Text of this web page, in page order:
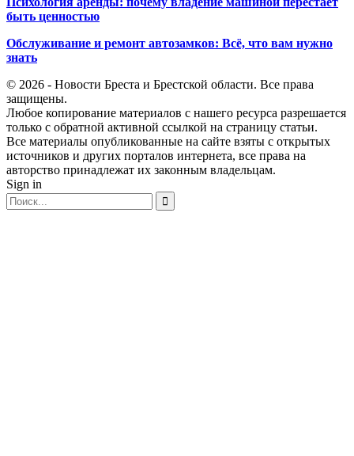
быть ценностью
Обслуживание и ремонт автозамков: Всё, что вам нужно
знать
© 2026 - Новости Бреста и Брестской области. Все права
защищены.
Любое копирование материалов с нашего ресурса разрешается
только с обратной активной ссылкой на страницу статьи.
Все материалы опубликованные на сайте взяты с открытых
источников и других порталов интернета, все права на
авторство принадлежат их законным владельцам.
Sign in